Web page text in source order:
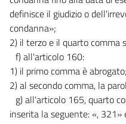
definisce il giudizio o
condanna»;
2) il terzo e il quarto comma
f) all'articolo 160:
1) il primo comma è abrogato;
2) al secondo comma, la
g) all'articolo 165, quarto
inserita la seguente: «,